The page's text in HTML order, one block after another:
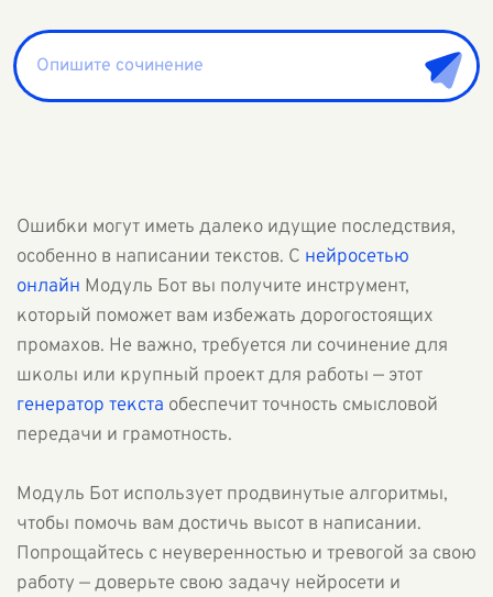
Ошибки могут иметь далеко идущие последствия,
особенно в написании текстов. С нейросетью
онлайн Модуль Бот вы получите инструмент,
который поможет вам избежать дорогостоящих
промахов. Не важно, требуется ли сочинение для
школы или крупный проект для работы — этот
генератор текста обеспечит точность смысловой
передачи и грамотность.
Модуль Бот использует продвинутые алгоритмы,
чтобы помочь вам достичь высот в написании.
Попрощайтесь с неуверенностью и тревогой за свою
работу — доверьте свою задачу нейросети и